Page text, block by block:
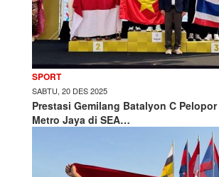
SPORT
SABTU, 20 DES 2025
Prestasi Gemilang Batalyon C
Metro Jaya di SEA…